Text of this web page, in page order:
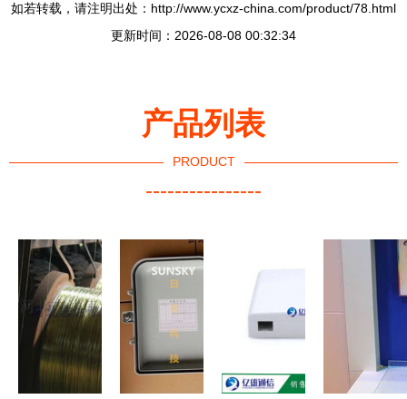
如若转载，请注明出处：http://www.ycxz-china.com/product/78.html
更新时间：2026-08-08 00:32:34
产品列表
PRODUCT
----------------